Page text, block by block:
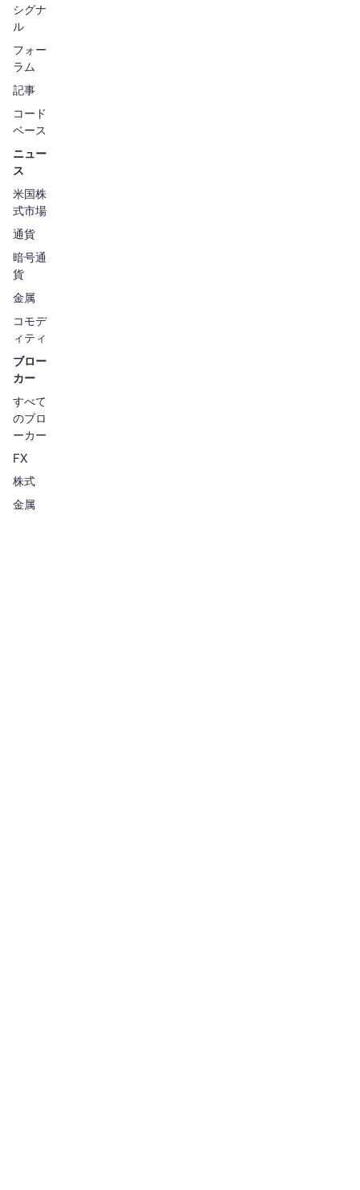
シグナ
ル
フォー
ラム
記事
コード
ベース
ニュー
ス
米国株
式市場
通貨
暗号通
貨
金属
コモデ
ィティ
ブロー
カー
すべて
のブロ
ーカー
FX
株式
金属